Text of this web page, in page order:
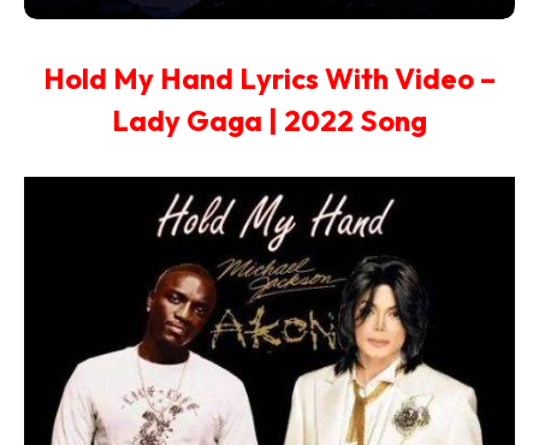
Hold My Hand Lyrics With Video –
Lady Gaga | 2022 Song